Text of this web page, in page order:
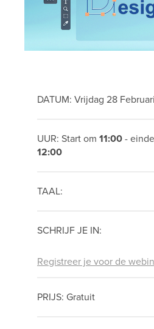
DATUM: Vrijdag 28
UUR: Start om 11:00-
12:00
TAAL:
SCHRIJF JE IN:
Registreer je voor de
PRIJS: Gratuit